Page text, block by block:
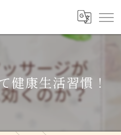
健康生活習慣！